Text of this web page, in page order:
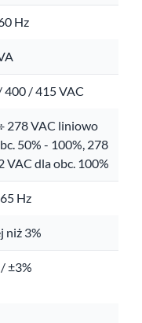
Hz
400 / 415 VAC
278 VAC liniowo
50% - 100%, 278
VAC dla obc. 100%
Hz
niż 3%
±3%